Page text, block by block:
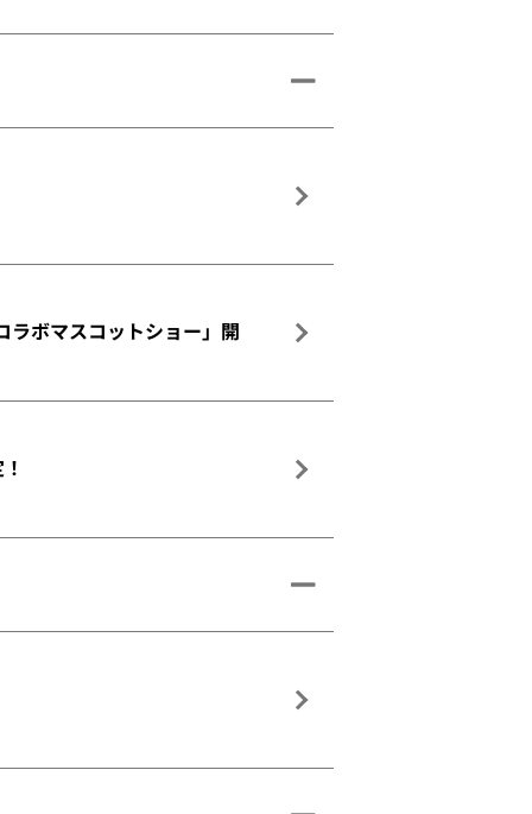
ボマスコットショー」開